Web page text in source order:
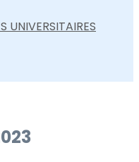
UNIVERSITAIRES